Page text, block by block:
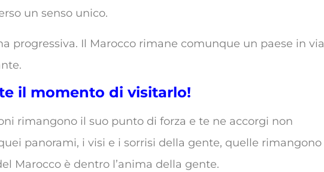
un senso unico.
progressiva. Il Marocco rimane comunque un paese in via
il momento di visitarlo!
rimangono il suo punto di forza e te ne accorgi non
panorami, i visi e i sorrisi della gente, quelle rimangono
Marocco è dentro l’anima della gente.